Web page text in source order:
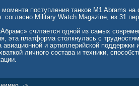
поступления танков M1 Abrams на
согласно Military Watch Magazine, из 31
считается одной из самых
эта платформа столкнулась с
авиационной и артиллерийской поддержки
личного состава и техники,